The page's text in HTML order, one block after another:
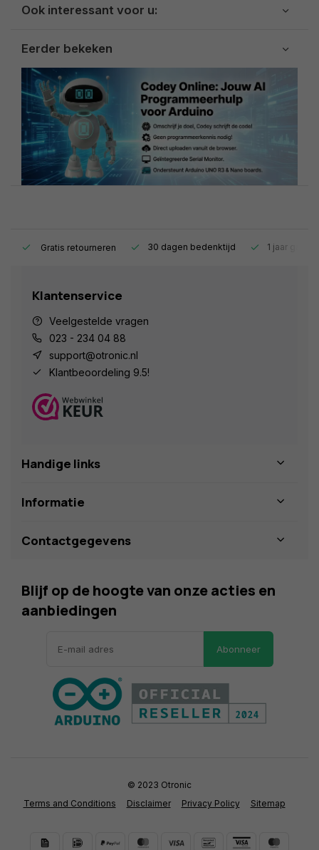
Ook interessant voor u:
Eerder bekeken
Gratis retourneren 30 dagen bedenktijd 1 jaar
Klantenservice
Veelgestelde vragen
023 - 234 04 88
support@otronic.nl
Klantbeoordeling 9.5!
Handige links
Informatie
Contactgegevens
Blijf op de hoogte van onze acties en
aanbiedingen
Abonneer
Terms and Conditions Disclaimer Privacy Policy Sitemap
© 2023 Otronic